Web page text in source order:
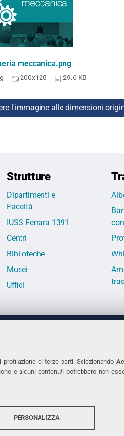
di terze parti. Selezionando
e alcuni contenuti potrebbero non
PERSONALIZZA
meccanica.png
200x128 29.6 KB
l'immagine alle dimensioni
Strutture
Dipartimenti e
Facoltà
IUSS Ferrara 1391
Centri
Biblioteche
Musei
Uffici
Tel. +39 0532
Fax. +39 0532